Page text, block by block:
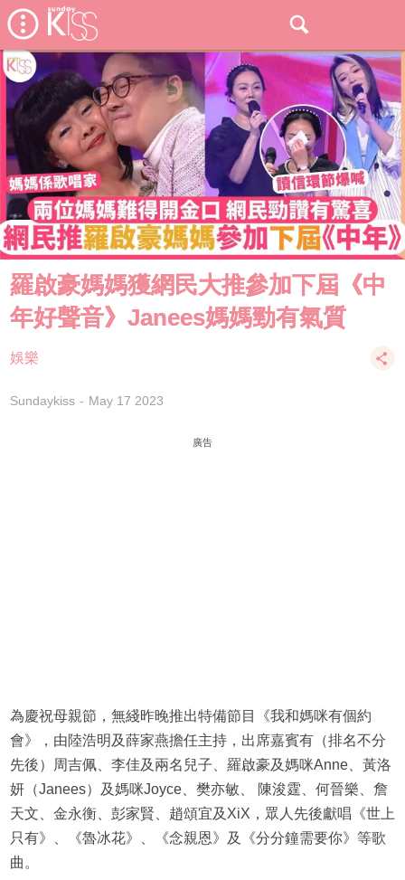
羅啟豪媽媽獲網民大推參加下屆《中
年好聲音》Janees媽媽勁有氣質
娛樂
Sundaykiss May 17 2023
廣告
為慶祝母親節，無綫昨晚推出特備節目《我和媽咪有個約
會》，由陸浩明及薛家燕擔任主持，出席嘉賓有（排名不分
先後）周吉佩、李佳及兩名兒子、羅啟豪及媽咪Anne、黃洛
妍（Janees）及媽咪Joyce、樊亦敏、 陳浚霆、何晉樂、詹
天文、金永衡、彭家賢、趙頌宜及XiX，眾人先後獻唱《世上
只有》、《魯冰花》、《念親恩》及《分分鐘需要你》等歌
曲。